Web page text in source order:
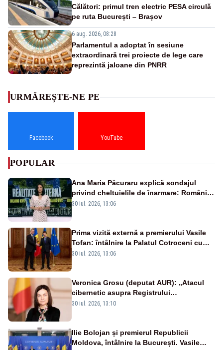
Călători: primul tren electric PESA circulă
pe ruta București – Brașov
6 aug. 2026, 08:28
Parlamentul a adoptat în sesiune
extraordinară trei proiecte de lege care
reprezintă jaloane din PNRR
URMĂREȘTE-NE PE
Facebook YouTube
POPULAR
Ana Maria Păcuraru explică sondajul
privind cheltuielile de înarmare: Românii
cer transparență în achiziții și un echilibru
30 iul. 2026, 13:06
Prima vizită externă a premierului Vasile
Tofan: întâlnire la Palatul Cotroceni cu
președintele Nicușor Dan
30 iul. 2026, 13:06
Veronica Grosu (deputat AUR): „Atacul
cibernetic asupra Registrului
Proprietăților transmite un semnal de
30 iul. 2026, 13:10
Ilie Bolojan și premierul Republicii
Moldova, întâlnire la București. Vasile